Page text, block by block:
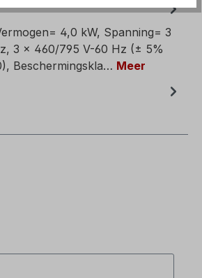
4,0 kW, Spanning= 3
3 x 460/795 V-60 Hz (± 5%
Beschermingskla… Meer